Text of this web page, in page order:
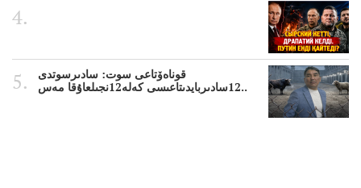
قوناەۆتاعى سوت: سادىرسوتدى
12سادىربايدىتاعىسى كەلە12نجىلعاۇقا مەس..